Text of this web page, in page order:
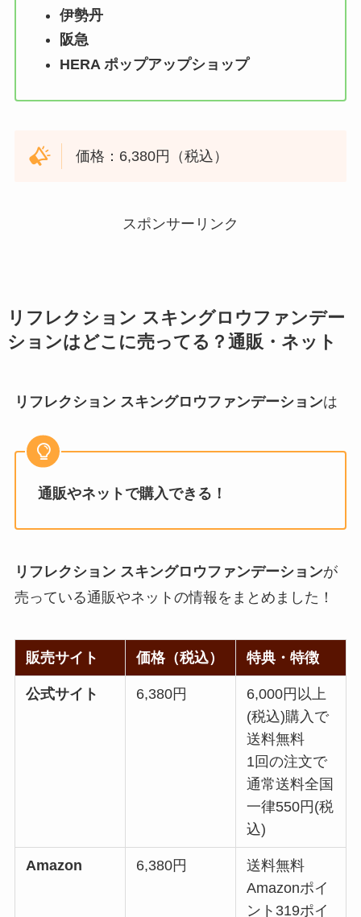
伊勢丹
阪急
HERA ポップアップショップ
価格：6,380円（税込）
スポンサーリンク
リフレクション スキングロウファンデー
ションはどこに売ってる？通販・ネット
リフレクション スキングロウファンデーションは
通販やネットで購入できる！
リフレクション スキングロウファンデーションが
売っている通販やネットの情報をまとめました！
販売サイト 価格（税込） 特典・特徴
公式サイト 6,380円
6,000円以上
(税込)購入で
送料無料
1回の注文で
通常送料全国
一律550円(税
込)
Amazon 6,380円
送料無料
Amazonポイ
ント319ポイ